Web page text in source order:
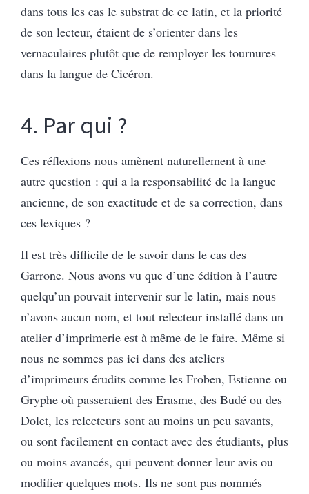
dans tous les cas le substrat de ce latin, et la priorité
de son lecteur, étaient de s’orienter dans les
vernaculaires plutôt que de remployer les tournures
dans la langue de Cicéron.
4. Par qui ?
Ces réflexions nous amènent naturellement à une
autre question : qui a la responsabilité de la langue
ancienne, de son exactitude et de sa correction, dans
ces lexiques ?
Il est très difficile de le savoir dans le cas des
Garrone. Nous avons vu que d’une édition à l’autre
quelqu’un pouvait intervenir sur le latin, mais nous
n’avons aucun nom, et tout relecteur installé dans un
atelier d’imprimerie est à même de le faire. Même si
nous ne sommes pas ici dans des ateliers
d’imprimeurs érudits comme les Froben, Estienne ou
Gryphe où passeraient des Erasme, des Budé ou des
Dolet, les relecteurs sont au moins un peu savants,
ou sont facilement en contact avec des étudiants, plus
ou moins avancés, qui peuvent donner leur avis ou
modifier quelques mots. Ils ne sont pas nommés